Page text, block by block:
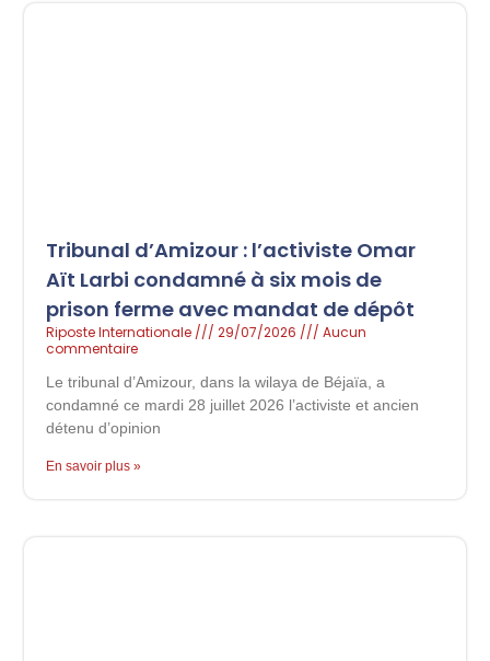
Tribunal d’Amizour : l’activiste Omar
Aït Larbi condamné à six mois de
prison ferme avec mandat de dépôt
Riposte Internationale 29/07/2026
Aucun
commentaire
Le tribunal d’Amizour, dans la wilaya de Béjaïa, a
condamné ce mardi 28 juillet 2026 l’activiste et ancien
détenu d’opinion
En savoir plus »